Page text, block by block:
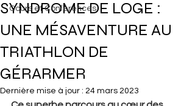
Cours et Conférences
SYNDROME DE LOGE :
UNE MÉSAVENTURE AU
TRIATHLON DE
GÉRARMER
Dernière mise à jour : 24 mars 2023